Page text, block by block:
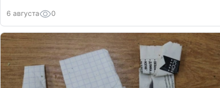
6 августа 0